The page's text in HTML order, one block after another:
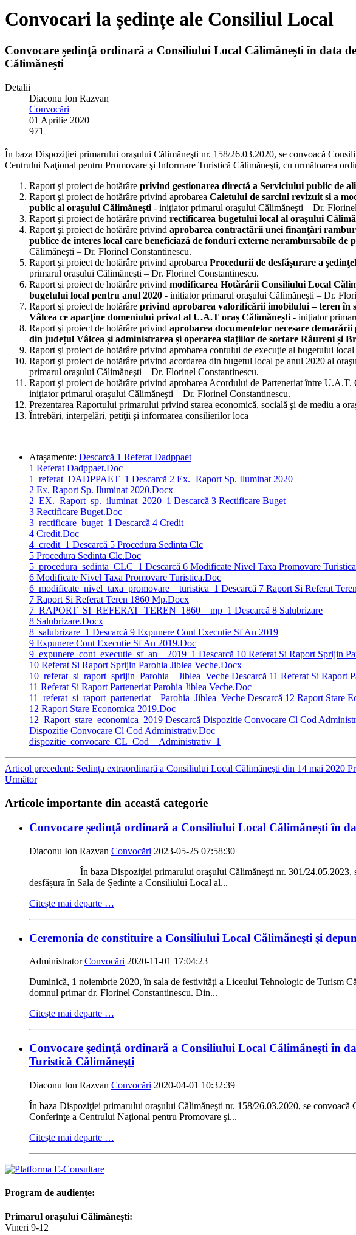
Convocari la ședințe ale Consiliul Local
Convocare şedinţă ordinară a Consiliului Local Călimăneşti în data
Călimăneşti
Detalii
Diaconu Ion Razvan
Convocări
01 Aprilie 2020
971
În baza Dispoziţiei primarului oraşului Călimăneşti nr. 158/26.03.2020, se convoacă
Centrului Naţional pentru Promovare şi Informare Turistică Călimăneşti, cu următoarea
Raport şi proiect de hotărâre privind gestionarea directă a Serviciului public de
Raport şi proiect de hotărâre privind aprobarea Caietului de sarcini revizuit si a
public al oraşului Călimăneşti - iniţiator primarul oraşului Călimăneşti – Dr.
Raport şi proiect de hotărâre privind rectificarea bugetului local al oraşului
Raport şi proiect de hotărâre privind aprobarea contractării unei finanţări
publice de interes local care beneficiază de fonduri externe nerambursabile
Călimăneşti – Dr. Florinel Constantinescu.
Raport şi proiect de hotărâre privind aprobarea Procedurii de desfăşurare a
primarul oraşului Călimăneşti – Dr. Florinel Constantinescu.
Raport şi proiect de hotărâre privind modificarea Hotărârii Consiliului Local
bugetului local pentru anul 2020 - iniţiator primarul oraşului Călimăneşti – Dr.
Raport şi proiect de hotărâre privind aprobarea valorificării imobilului – teren în
Vâlcea ce aparţine domeniului privat al U.A.T oraș Călimănești - iniţiator
Raport şi proiect de hotărâre privind aprobarea documentelor necesare
din județul Vâlcea și administrarea și operarea stațiilor de sortare Râureni și
Raport şi proiect de hotărâre privind aprobarea contului de execuţie al bugetului
Raport şi proiect de hotărâre privind acordarea din bugetul local pe anul 2020 al
primarul oraşului Călimăneşti – Dr. Florinel Constantinescu.
Raport şi proiect de hotărâre privind aprobarea Acordului de Parteneriat între
iniţiator primarul oraşului Călimăneşti – Dr. Florinel Constantinescu.
Prezentarea Raportului primarului privind starea economică, socială şi de mediu a
Întrebări, interpelări, petiţii şi informarea consilierilor loca
Atașamente: Descarcă 1 Referat Dadppaet
1 Referat Dadppaet.Doc
1_referat_DADPPAET_1 Descarcă 2 Ex.+Raport Sp. Iluminat 2020
2 Ex. Raport Sp. Iluminat 2020.Docx
2_EX._Raport_sp._iluminat_2020_1 Descarcă 3 Rectificare Buget
3 Rectificare Buget.Doc
3_rectificare_buget_1 Descarcă 4 Credit
4 Credit.Doc
4_credit_1 Descarcă 5 Procedura Sedinta Clc
5 Procedura Sedinta Clc.Doc
5_procedura_sedinta_CLC_1 Descarcă 6 Modificate Nivel Taxa Promovare Turistica
6 Modificate Nivel Taxa Promovare Turistica.Doc
6_modificate_nivel_taxa_promovare__turistica_1 Descarcă 7 Raport Si Referat
7 Raport Si Referat Teren 1860 Mp.Docx
7_RAPORT_SI_REFERAT_TEREN_1860__mp_1 Descarcă 8 Salubrizare
8 Salubrizare.Docx
8_salubrizare_1 Descarcă 9 Expunere Cont Executie Sf An 2019
9 Expunere Cont Executie Sf An 2019.Doc
9_expunere_cont_executie_sf_an__2019_1 Descarcă 10 Referat Si Raport Sprijin
10 Referat Si Raport Sprijin Parohia Jiblea Veche.Docx
10_referat_si_raport_sprijin_Parohia__Jiblea_Veche Descarcă 11 Referat Si Raport
11 Referat Si Raport Parteneriat Parohia Jiblea Veche.Doc
11_referat_si_raport_parteneriat__Parohia_Jiblea_Veche Descarcă 12 Raport Stare
12 Raport Stare Economica 2019.Doc
12_Raport_stare_economica_2019 Descarcă Dispozitie Convocare Cl Cod
Dispozitie Convocare Cl Cod Administrativ.Doc
dispozitie_convocare_CL_Cod__Administrativ_1
Articol precedent: Sedința extraordinară a Consiliului Local Călimănești din 14 mai 2020
Următor
Articole importante din această categorie
Convocare ședință ordinară a Consiliului Local Călimănești în
Diaconu Ion Razvan Convocări 2023-05-25 07:58:30
În baza Dispoziţiei primarului oraşului Călimăneşti nr. 301/24.05.2023, se
desfășura în Sala de Ședințe a Consiliului Local al...
Citește mai departe …
Ceremonia de constituire a Consiliului Local Călimăneşti şi
AdministratorConvocări 2020-11-01 17:04:23
Duminică, 1 noiembrie 2020, în sala de festivităţi a Liceului Tehnologic de Turism
domnul primar dr. Florinel Constantinescu. Din...
Citește mai departe …
Convocare şedinţă ordinară a Consiliului Local Călimăneşti în
Turistică Călimăneşti
Diaconu Ion Razvan Convocări 2020-04-01 10:32:39
În baza Dispoziţiei primarului oraşului Călimăneşti nr. 158/26.03.2020, se
Conferinţe a Centrului Naţional pentru Promovare şi...
Citește mai departe …
Program de audiențe:
Primarul orașului Călimănești:
Vineri 9-12